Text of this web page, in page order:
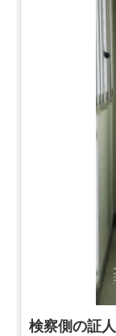
検察側の証